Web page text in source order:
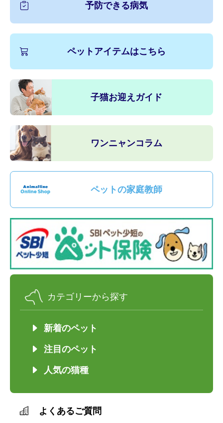
予防できる病気
ペットアイテムはこちら
子猫お迎えガイド
ワンニャンコラム
ペットの家庭教師
カテゴリーから探す
新着のペット
注目のペット
人気の猫種
よくあるご質問